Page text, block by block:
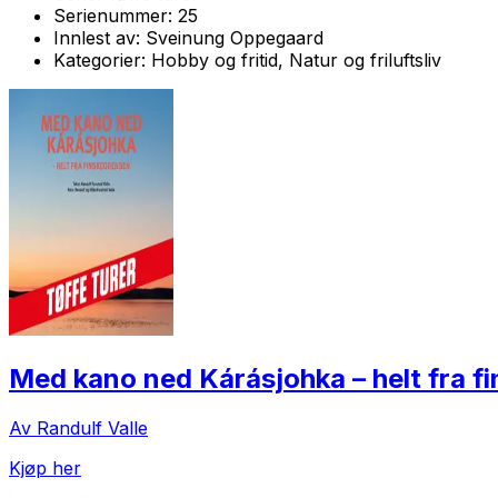
Serienummer: 25
Innlest av: Sveinung Oppegaard
Kategorier: Hobby og fritid, Natur og friluftsliv
Med kano ned Kárásjohka – helt fra
Av Randulf Valle
Kjøp her